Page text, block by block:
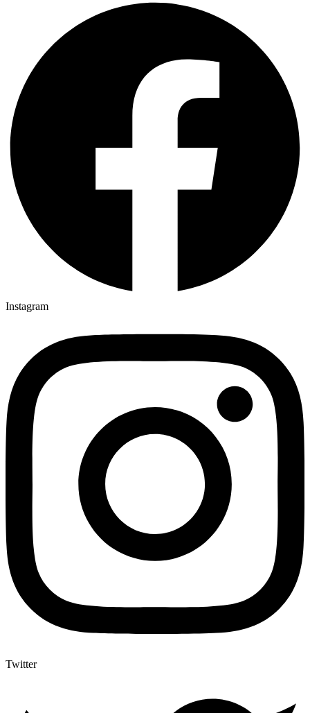
Instagram
Twitter